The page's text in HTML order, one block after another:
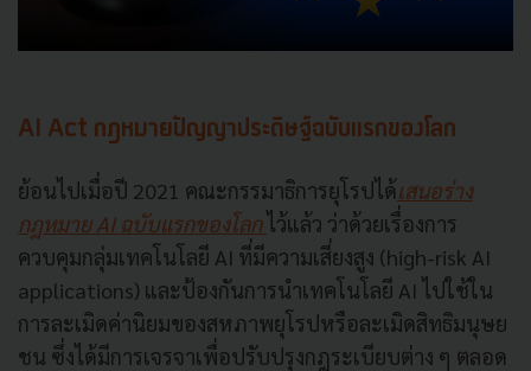
AI Act กฎหมายปัญญาประดิษฐ์ฉบับแรกของโลก
ย้อนไปเมื่อปี 2021 คณะกรรมาธิการยุโรปได้เสนอร่าง
กฎหมาย AI ฉบับแรกของโลกไว้แล้ว ว่าด้วยเรื่องการ
ควบคุมกลุ่มเทคโนโลยี AI ที่มีความเสี่ยงสูง (high-risk AI
applications) และป้องกันการนำเทคโนโลยี AI ไปใช้ใน
การละเมิดค่านิยมของสหภาพยุโรปหรือละเมิดสิทธิมนุษย
ชน ซึ่งได้มีการเจรจาเพื่อปรับปรุงกฎระเบียบต่าง ๆ ตลอด